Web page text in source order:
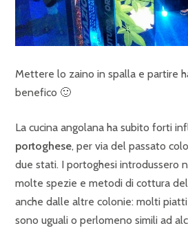
Mettere lo zaino in spalla e partire
benefico 🙂
La cucina angolana ha subito forti
portoghese, per via del passato
due stati. I portoghesi introdussero
molte spezie e metodi di cottura
anche dalle altre colonie: molti
sono uguali o perlomeno simili ad